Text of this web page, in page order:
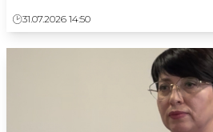
31.07.2026 14:50